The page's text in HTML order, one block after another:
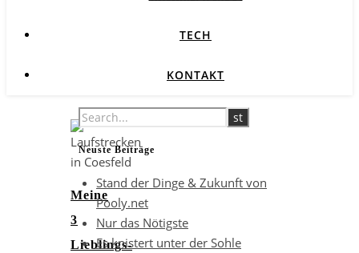
TECH
KONTAKT
Meine
3
Lieblings-
Neuste Beiträge
Stand der Dinge & Zukunft von
Pooly.net
Nur das Nötigste
Es knistert unter der Sohle